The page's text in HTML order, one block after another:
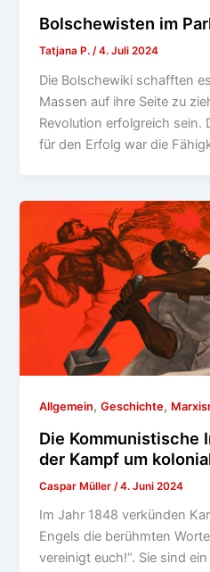
Bolschewisten im
Tatjana P./4. Juli 2024
Die Bolschewiki schafften
Massen auf ihre Seite zu
Revolution erfolgreich sein.
für den Erfolg war die
Allgemein,Geschichte,
Die Kommunistische
der Kampf um
Caspar Müller /4. Juni 2024
Im Jahr 1848 verkünden
Engels die berühmten
vereinigt euch!“. Sie sind